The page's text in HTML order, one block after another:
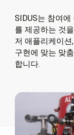
SIDUS는 참여
를 제공하는 것
저 애플리케이
구현에 맞는 맞
합니다.